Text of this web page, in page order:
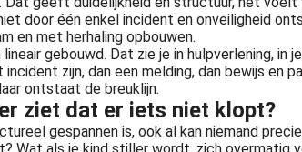
door één enkel incident en onveiligheid
en met herhaling opbouwen.
gebouwd. Dat zie je in hulpverlening,
zijn, dan een melding, dan bewijs en
ontstaat de breuklijn.
ziet dat er iets niet klopt?
gespannen is, ook al kan niemand